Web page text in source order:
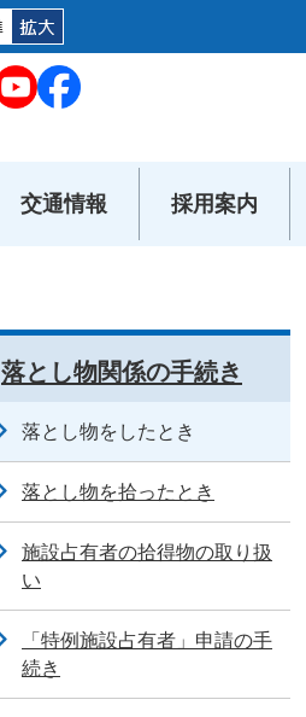
交通情報 採用案内
落とし物関係の手続き
落とし物をしたとき
落とし物を拾ったとき
施設占有者の拾得物の取り扱
い
「特例施設占有者」申請の手
続き